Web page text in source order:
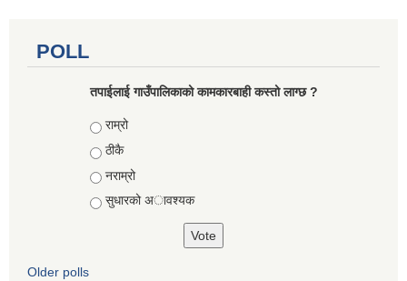
POLL
तपाईलाई गाउँपालिकाको कामकारबाही कस्तो लाग्छ ?
Choices
राम्रो
ठीकै
नराम्रो
सुधारको अावश्यक
Older polls